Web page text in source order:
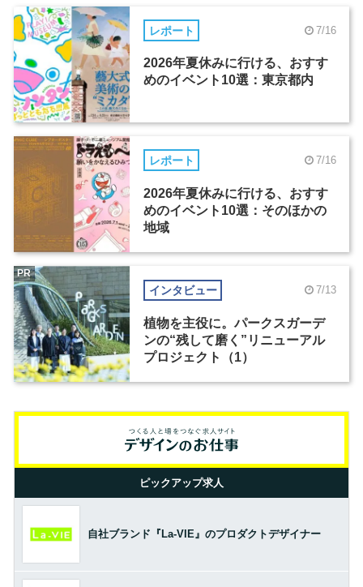
レポート 7/16
2026年夏休みに行ける、おすす
めのイベント10選：東京都内
レポート 7/16
2026年夏休みに行ける、おすす
めのイベント10選：そのほかの
地域
インタビュー 7/13
植物を主役に。パークスガーデ
ンの“残して磨く”リニューアル
プロジェクト（1）
PR
ピックアップ求人
自社ブランド『La-VIE』のプロダクトデザイナー